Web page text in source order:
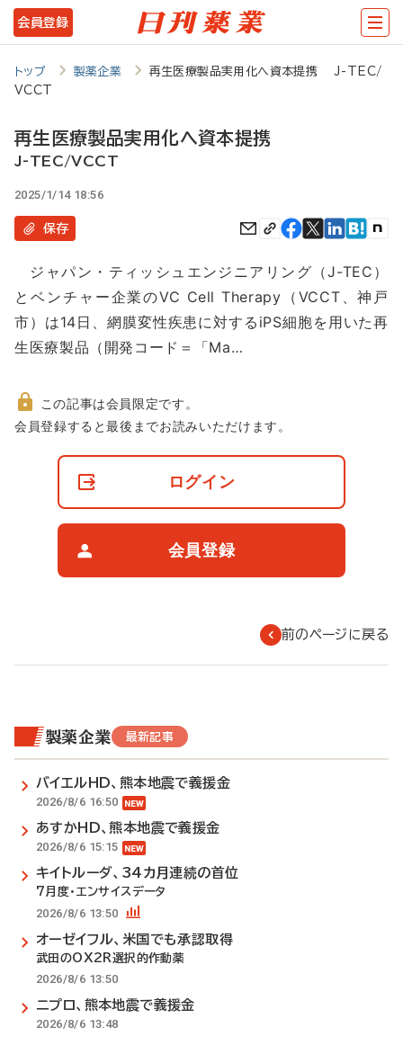
メ
イ
ン
ツ
に
動
会員登録
トップ 製薬企業
再生医療製品実用化へ資本提携 J-TEC/
VCCT
再生医療製品実用化へ資本提携
J-TEC/VCCT
2025/1/14 18:56
保存
ジャパン・ティッシュエンジニアリング（J-TEC）
とベンチャー企業のVC Cell Therapy（VCCT、神戸
市）は14日、網膜変性疾患に対するiPS細胞を用いた再
生医療製品（開発コード＝「Ma…
非
この記事は会員限定です。
会員登録すると最後までお読みいただけます。
ログイン
会員登録
前のページに戻る
製薬企業 最新記事
バイエルHD、熊本地震で義援金
2026/8/6 16:50
あすかHD、熊本地震で義援金
2026/8/6 15:15
キイトルーダ、34カ月連続の首位
7月度・エンサイスデータ
2026/8/6 13:50
オーゼイフル、米国でも承認取得
武田のOX2R選択的作動薬
2026/8/6 13:50
ニプロ、熊本地震で義援金
2026/8/6 13:48